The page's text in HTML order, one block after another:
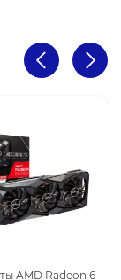
AMD для
AMD Radeon 6700